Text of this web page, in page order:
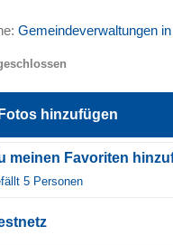
Gemeindeverwaltungen
Fotos hinzufügen
meinen Favoriten
5 Personen